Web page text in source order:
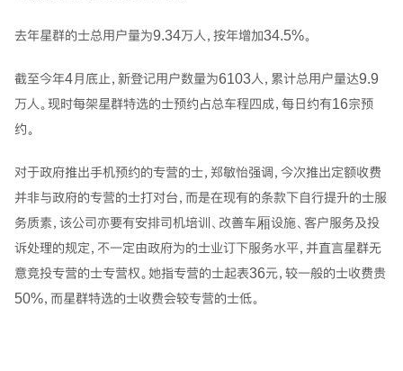
去年星群的士总用户量为9.34万人，按年增加34.5%。
截至今年4月底止，新登记用户数量为6103人，累计总用户量达9.9
万人。现时每架星群特选的士预约占总车程四成，每日约有16宗预
约。
对于政府推出手机预约的专营的士，郑敏怡强调，今次推出定额收费
并非与政府的专营的士打对台，而是在现有的条款下自行提升的士服
务质素，该公司亦要有安排司机培训、改善车厢设施、客户服务及投
诉处理的规定，不一定由政府为的士业订下服务水平，并直言星群无
意竞投专营的士专营权。她指专营的士起表36元，较一般的士收费贵
50%，而星群特选的士收费会较专营的士低。